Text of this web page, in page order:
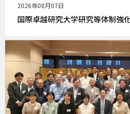
公
開
日
2026年08月07日
国際卓越研究大学研究等体制強